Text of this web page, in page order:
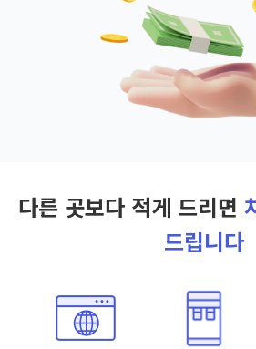
다른 곳보다 적게 드리면
드립니다